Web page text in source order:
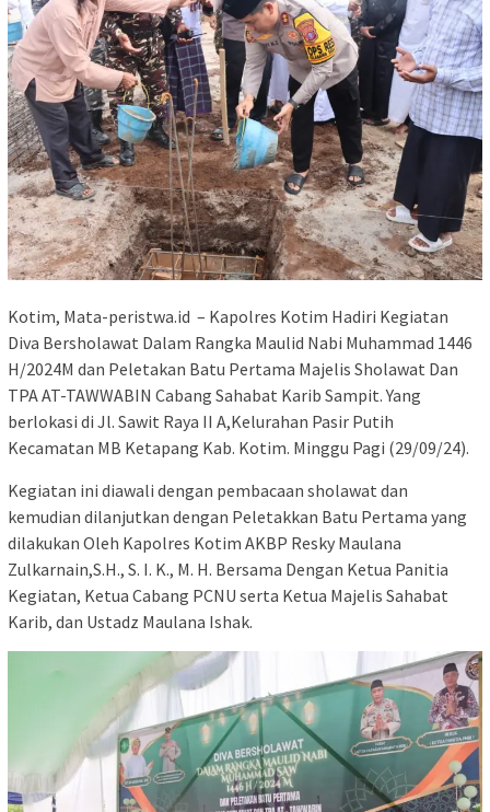
Kotim, Mata-peristwa.id – Kapolres Kotim Hadiri Kegiatan
Diva Bersholawat Dalam Rangka Maulid Nabi Muhammad 1446
H/2024M dan Peletakan Batu Pertama Majelis Sholawat Dan
TPA AT-TAWWABIN Cabang Sahabat Karib Sampit. Yang
berlokasi di Jl. Sawit Raya II A,Kelurahan Pasir Putih
Kecamatan MB Ketapang Kab. Kotim. Minggu Pagi (29/09/24).
Kegiatan ini diawali dengan pembacaan sholawat dan
kemudian dilanjutkan dengan Peletakkan Batu Pertama yang
dilakukan Oleh Kapolres Kotim AKBP Resky Maulana
Zulkarnain,S.H., S. I. K., M. H. Bersama Dengan Ketua Panitia
Kegiatan, Ketua Cabang PCNU serta Ketua Majelis Sahabat
Karib, dan Ustadz Maulana Ishak.